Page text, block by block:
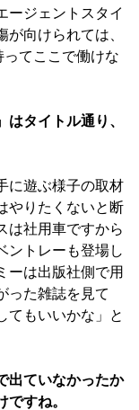
ージェントスタイ
向けられては、
てここで働けな
タイトル通り、
に遊ぶ様子の取材
やりたくないと断
は社用車ですから
ントレーも登場し
ーは出版社側で用
った雑誌を見て
てもいいかな」と
ていなかったか
すね。